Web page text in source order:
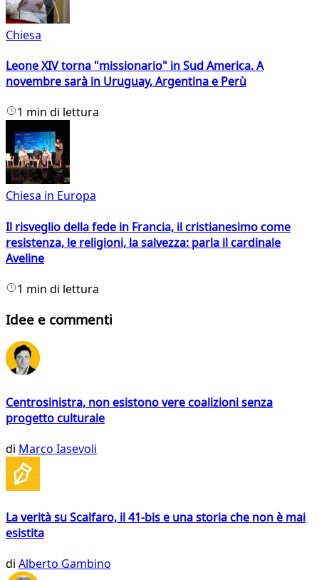
Chiesa
Leone XIV torna "missionario" in Sud America. A
novembre sarà in Uruguay, Argentina e Perù
1 min di lettura
Chiesa in Europa
Il risveglio della fede in Francia, il cristianesimo come
resistenza, le religioni, la salvezza: parla il cardinale
Aveline
1 min di lettura
Idee e commenti
Centrosinistra, non esistono vere coalizioni senza
progetto culturale
di Marco Iasevoli
La verità su Scalfaro, il 41-bis e una storia che non è mai
esistita
di Alberto Gambino